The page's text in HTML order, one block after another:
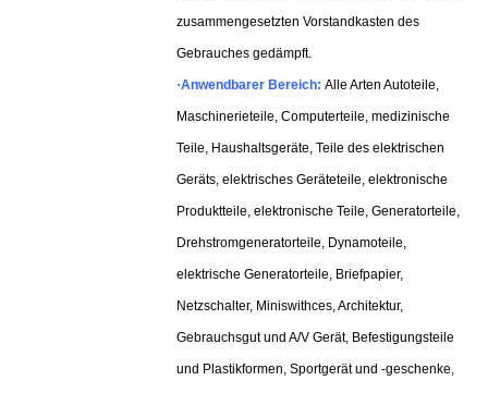
zusammengesetzten Vorstandkasten des
Gebrauches gedämpft.
·Anwendbarer Bereich: Alle Arten Autoteile,
Maschinerieteile, Computerteile, medizinische
Teile, Haushaltsgeräte, Teile des elektrischen
Geräts, elektrisches Geräteteile, elektronische
Produktteile, elektronische Teile, Generatorteile,
Drehstromgeneratorteile, Dynamoteile,
elektrische Generatorteile, Briefpapier,
Netzschalter, Miniswithces, Architektur,
Gebrauchsgut und A/V Gerät, Befestigungsteile
und Plastikformen, Sportgerät und -geschenke,